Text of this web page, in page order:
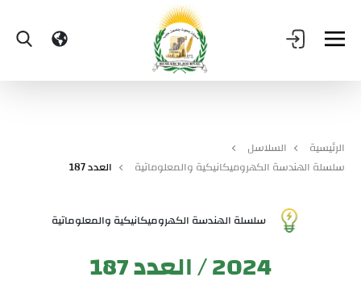
الرئيسية
السلاسل
سلسلة الهندسة الكهروميكانيكية والمعلوماتية
العدد 187
سلسلة الهندسة الكهروميكانيكية والمعلوماتية
2024 / العدد 187